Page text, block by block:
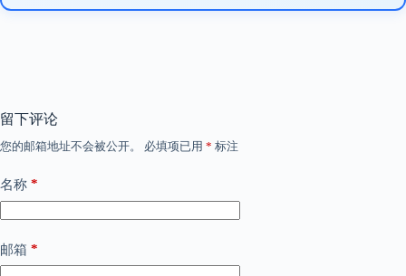
留下评论
您的邮箱地址不会被公开。 必填项已用 * 标注
名称 *
邮箱 *